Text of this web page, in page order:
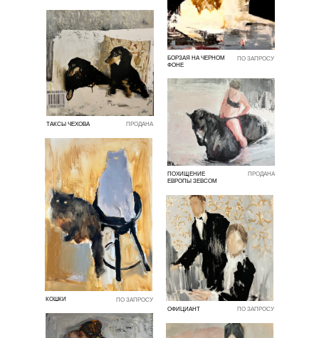
КОШКИ
ПО ЗАПРОСУ
ПОХИЩЕНИЕ
ЕВРОПЫ ЗЕВСОМ
ПРОДАНА
БОРЗАЯ НА ЧЕРНОМ
ФОНЕ
ПО ЗАПРОСУ
ОФИЦИАНТ
ТАКСЫ ЧЕХОВА ПРОДАНА
ПО ЗАПРОСУ